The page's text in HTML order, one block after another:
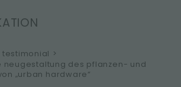
testimonial >
neugestaltung des pflanzen- und
„urban hardware“